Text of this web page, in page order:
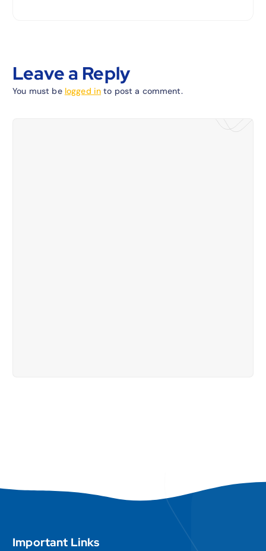
Leave a Reply
You must be logged in to post a comment.
Important Links